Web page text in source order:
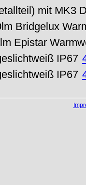
mit MK3
Bridgelux
Epistar
IP67
IP67